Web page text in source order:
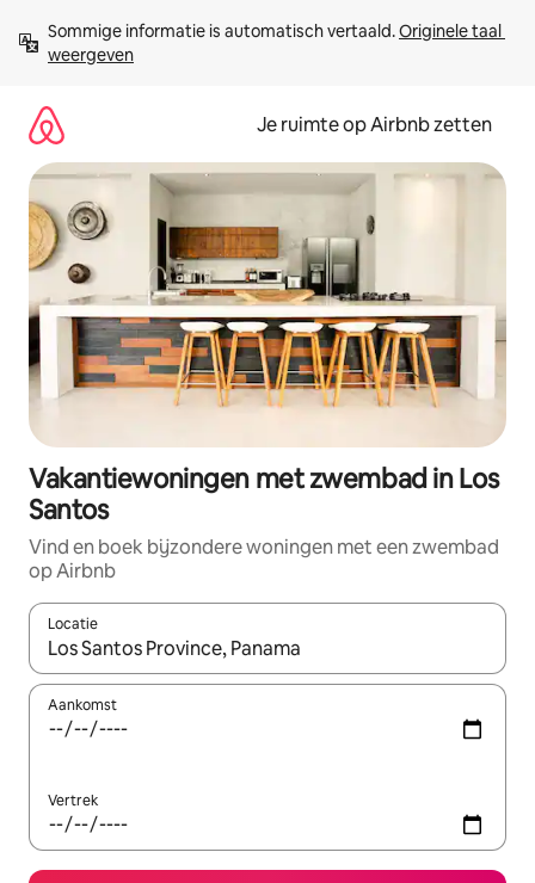
direct
naar
Sommige informatie is automatisch vertaald. Originele taal
weergeven
Je ruimte op Airbnb zetten
Vakantiewoningen met zwembad in Los
Santos
Vind en boek bijzondere woningen met een zwembad
op Airbnb
Locatie
Wanneer er suggesties beschikbaar zijn, maak je een keuze
Aankomst
Vertrek